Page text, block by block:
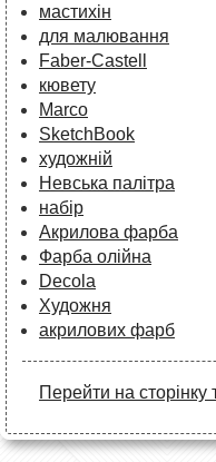
мастихін
для малювання
Faber-Castell
кювету
Marco
SketchBook
художній
Невська палітра
набір
Акрилова фарба
Фарба олійна
Decola
Художня
акрилових фарб
Перейти на сторінку